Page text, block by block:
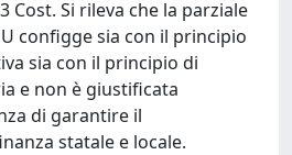
Cost. Si rileva che la parziale
configge sia con il principio
sia con il principio di
e non è giustificata
di garantire il
statale e locale.